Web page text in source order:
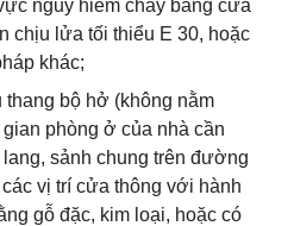
nguy hiểm cháy bằng cửa
chịu lửa tối thiểu E 30, hoặc
khác;
thang bộ hở (không nằm
phòng ở của nhà cần
sảnh chung trên đường
vị trí cửa thông với hành
gỗ đặc, kim loại, hoặc có